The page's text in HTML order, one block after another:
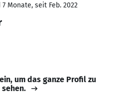
7 Monate, seit Feb. 2022
um das ganze Profil zu
sehen.